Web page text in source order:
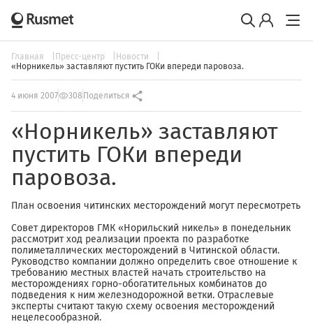
Главная Пресс-центр
Новости
«Норникель» заставляют пустить ГОКи впереди паровоза.
4 июня 2007 308 Поделиться
«Норникель» заставляют
пустить ГОКи впереди
паровоза.
План освоения читинских месторождений могут пересмотреть
Совет директоров ГМК «Норильский никель» в понедельник
рассмотрит ход реализации проекта по разработке
полиметаллических месторождений в Читинской области.
Руководство компании должно определить свое отношение к
требованию местных властей начать строительство на
месторождениях горно-обогатительных комбинатов до
подведения к ним железнодорожной ветки. Отраслевые
эксперты считают такую схему освоения месторождений
нецелесообразной.